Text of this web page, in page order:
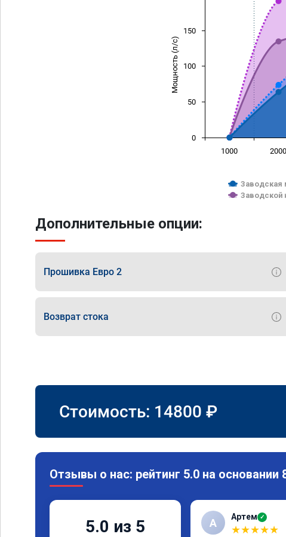
Мощность (л/с)
Заводская
Заводской
1000 2000
0
50
100
150
Дополнительные опции:
Прошивка Евро 2
Возврат стока
Стоимость: 14800 ₽
Отзывы о нас: рейтинг 5.0 на основании
5.0 из 5 А Артем ✓
★★★★★